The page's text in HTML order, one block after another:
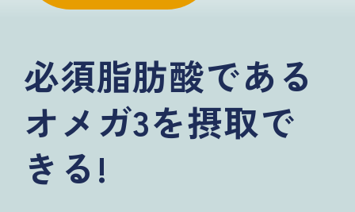
必須脂肪酸である
オメガ3を摂取で
きる!